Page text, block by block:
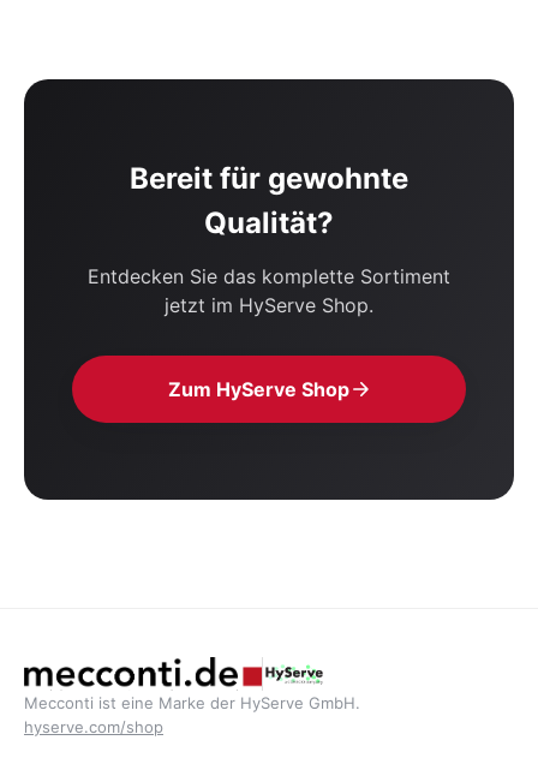
Bereit für gewohnte
Qualität?
Entdecken Sie das komplette Sortiment
jetzt im HyServe Shop.
Zum HyServe Shop
Mecconti ist eine Marke der HyServe GmbH.
hyserve.com/shop